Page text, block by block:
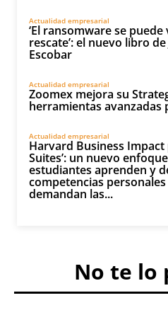
Actualidad empresarial
‘El ransomware se
rescate’: el nuevo libro
Escobar
Actualidad empresarial
Zoomex mejora su
herramientas avanzadas
Actualidad empresarial
Harvard Business Impact
Suites’: un nuevo
estudiantes aprenden y
competencias
demandan las...
No te lo